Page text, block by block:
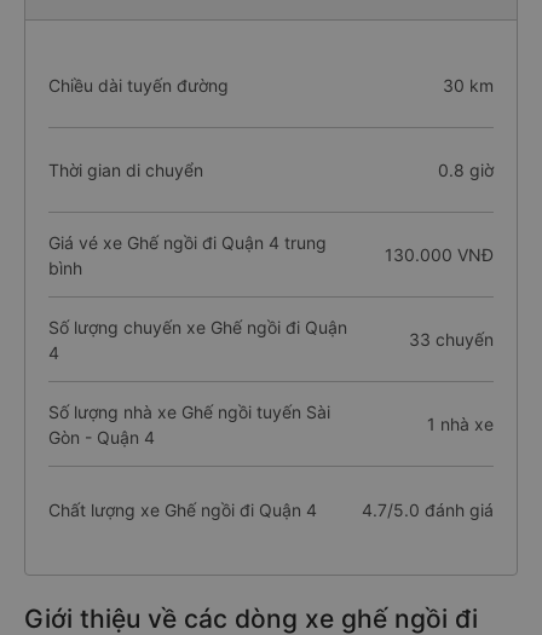
Chiều dài tuyến đường 30 km
Thời gian di chuyển 0.8 giờ
Giá vé xe Ghế ngồi đi Quận 4 trung
bình
130.000 VNĐ
Số lượng chuyến xe Ghế ngồi đi Quận
4
33 chuyến
Số lượng nhà xe Ghế ngồi tuyến Sài
Gòn - Quận 4
1 nhà xe
Chất lượng xe Ghế ngồi đi Quận 4 4.7/5.0 đánh giá
Giới thiệu về các dòng xe ghế ngồi đi